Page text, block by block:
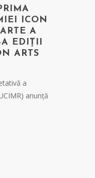
ICON
A
EDIȚII
ARTS
a
anunță